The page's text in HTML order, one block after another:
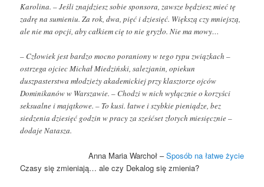
Karolina. – Jeśli znajdziesz sobie sponsora, zawsze będziesz mieć tę
zadrę na sumieniu. Za rok, dwa, pięć i dziesięć. Większą czy mniejszą,
ale nie ma opcji, aby całkiem cię to nie gryzło. Nie ma mowy…
– Człowiek jest bardzo mocno poraniony w tego typu związkach –
ostrzega ojciec Michał Miedziński, salezjanin, opiekun
duszpasterstwa młodzieży akademickiej przy klasztorze ojców
Dominikanów w Warszawie. – Chodzi w nich wyłącznie o korzyści
seksualne i majątkowe. – To kusi. łatwe i szybkie pieniądze, bez
siedzenia dziesięć godzin w pracy za sześćset złotych miesięcznie –
dodaje Natasza.
Anna Maria Warchoł –Sposób na łatwe życie
Czasy się zmieniają… ale czy Dekalog się zmienia?